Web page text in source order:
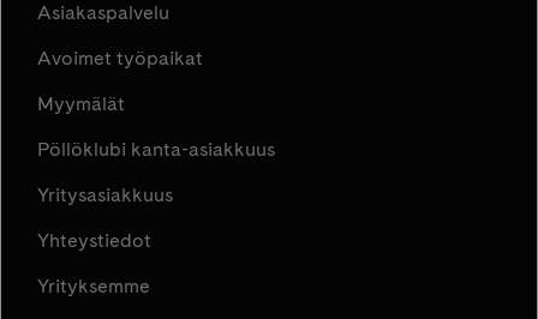
Asiakaspalvelu
Avoimet työpaikat
Myymälät
Pöllöklubi kanta-asiakkuus
Yritysasiakkuus
Yhteystiedot
Yrityksemme